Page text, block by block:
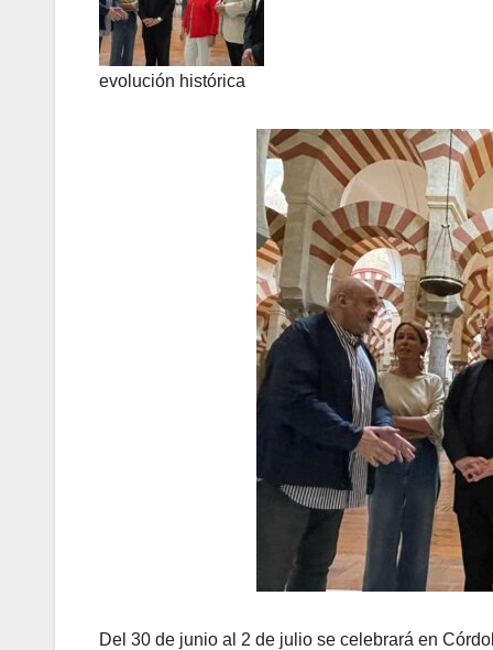
evolución histórica
Del 30 de junio al 2 de julio se celebrará en